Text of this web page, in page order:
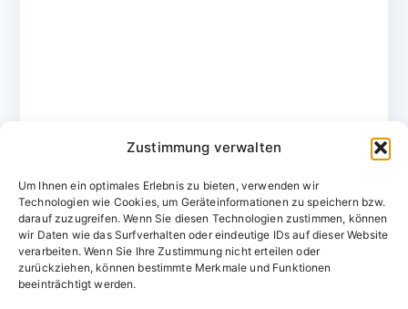
Zustimmung verwalten
Um Ihnen ein optimales Erlebnis zu bieten, verwenden wir
Technologien wie Cookies, um Geräteinformationen zu speichern bzw.
darauf zuzugreifen. Wenn Sie diesen Technologien zustimmen, können
wir Daten wie das Surfverhalten oder eindeutige IDs auf dieser Website
verarbeiten. Wenn Sie Ihre Zustimmung nicht erteilen oder
zurückziehen, können bestimmte Merkmale und Funktionen
beeinträchtigt werden.
Domainvergabestelle.de